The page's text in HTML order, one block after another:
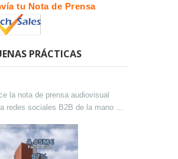
tu Nota de Prensa
PRÁCTICAS
la nota de prensa audiovisual
redes sociales B2B de la mano de